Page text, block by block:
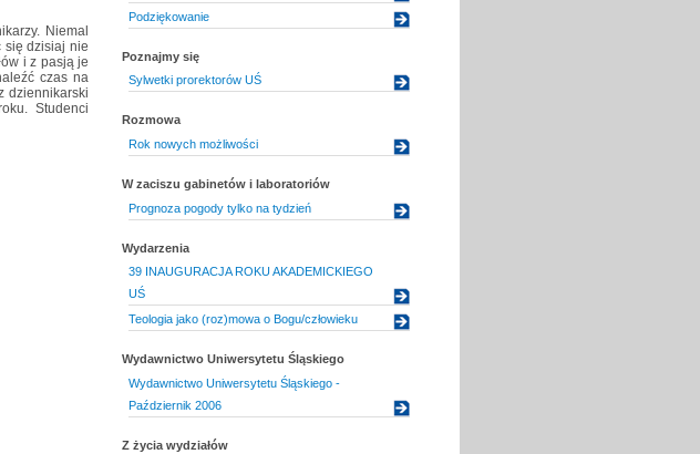
Niemal
się dzisiaj nie
i z pasją je
czas na
dziennikarski
Studenci
Podziękowanie
Poznajmy się
Sylwetki prorektorów UŚ
Rozmowa
Rok nowych możliwości
W zaciszu gabinetów i laboratoriów
Prognoza pogody tylko na tydzień
Wydarzenia
39 INAUGURACJA ROKU AKADEMICKIEGO
UŚ
Teologia jako (roz)mowa o Bogu/człowieku
Wydawnictwo Uniwersytetu Śląskiego
Wydawnictwo Uniwersytetu Śląskiego -
Październik 2006
Z życia wydziałów